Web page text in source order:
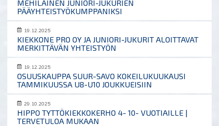
MEHILÄINEN JUNIORI-JUKURIEN
PÄÄYHTEISTYÖKUMPPANIKSI
19.12.2025
KIEKKONE PRO OY JA JUNIORI-JUKURIT ALOITTAVAT
MERKITTÄVÄN YHTEISTYÖN
19.12.2025
OSUUSKAUPPA SUUR-SAVO KOKEILUKUUKAUSI
TAMMIKUUSSA U8-U10 JOUKKUEISIIN
29.10.2025
HIPPO TYTTÖKIEKKOKERHO 4- 10- VUOTIAILLE |
TERVETULOA MUKAAN